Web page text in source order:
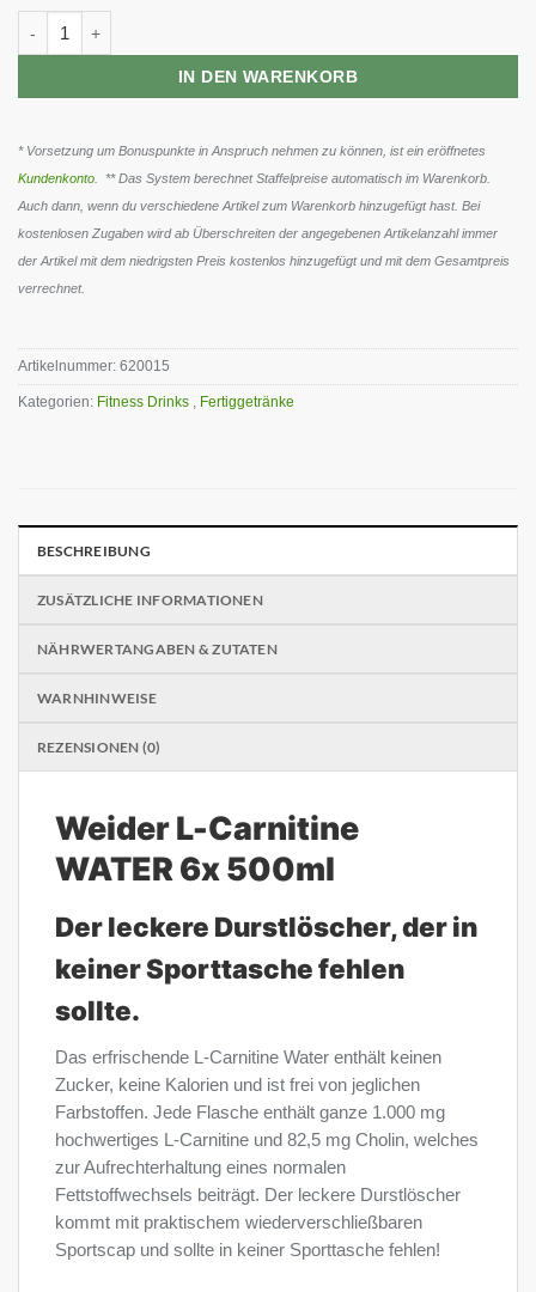
IN DEN WARENKORB
* Vorsetzung um Bonuspunkte in Anspruch nehmen zu können, ist ein eröffnetes
Kundenkonto . ** Das System berechnet Staffelpreise automatisch im Warenkorb.
Auch dann, wenn du verschiedene Artikel zum Warenkorb hinzugefügt hast. Bei
kostenlosen Zugaben wird ab Überschreiten der angegebenen Artikelanzahl immer
der Artikel mit dem niedrigsten Preis kostenlos hinzugefügt und mit dem Gesamtpreis
verrechnet.
Artikelnummer: 620015
Kategorien: Fitness Drinks , Fertiggetränke
BESCHREIBUNG
ZUSÄTZLICHE INFORMATIONEN
NÄHRWERTANGABEN & ZUTATEN
WARNHINWEISE
REZENSIONEN (0)
Weider L-Carnitine
WATER 6x 500ml
Der leckere Durstlöscher, der in
keiner Sporttasche fehlen
sollte.
Das erfrischende L-Carnitine Water enthält keinen
Zucker, keine Kalorien und ist frei von jeglichen
Farbstoffen. Jede Flasche enthält ganze 1.000 mg
hochwertiges L-Carnitine und 82,5 mg Cholin, welches
zur Aufrechterhaltung eines normalen
Fettstoffwechsels beiträgt. Der leckere Durstlöscher
kommt mit praktischem wiederverschließbaren
Sportscap und sollte in keiner Sporttasche fehlen!